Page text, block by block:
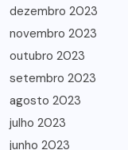
dezembro 2023
novembro 2023
outubro 2023
setembro 2023
agosto 2023
julho 2023
junho 2023